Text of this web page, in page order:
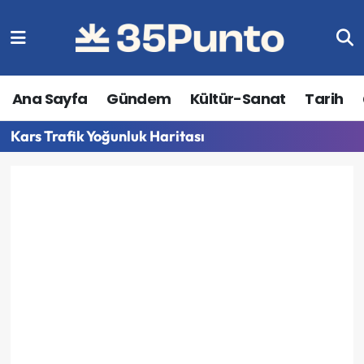
Ana Sayfa Gündem Kültür-Sanat Tarih
Kars Trafik Yoğunluk Haritası